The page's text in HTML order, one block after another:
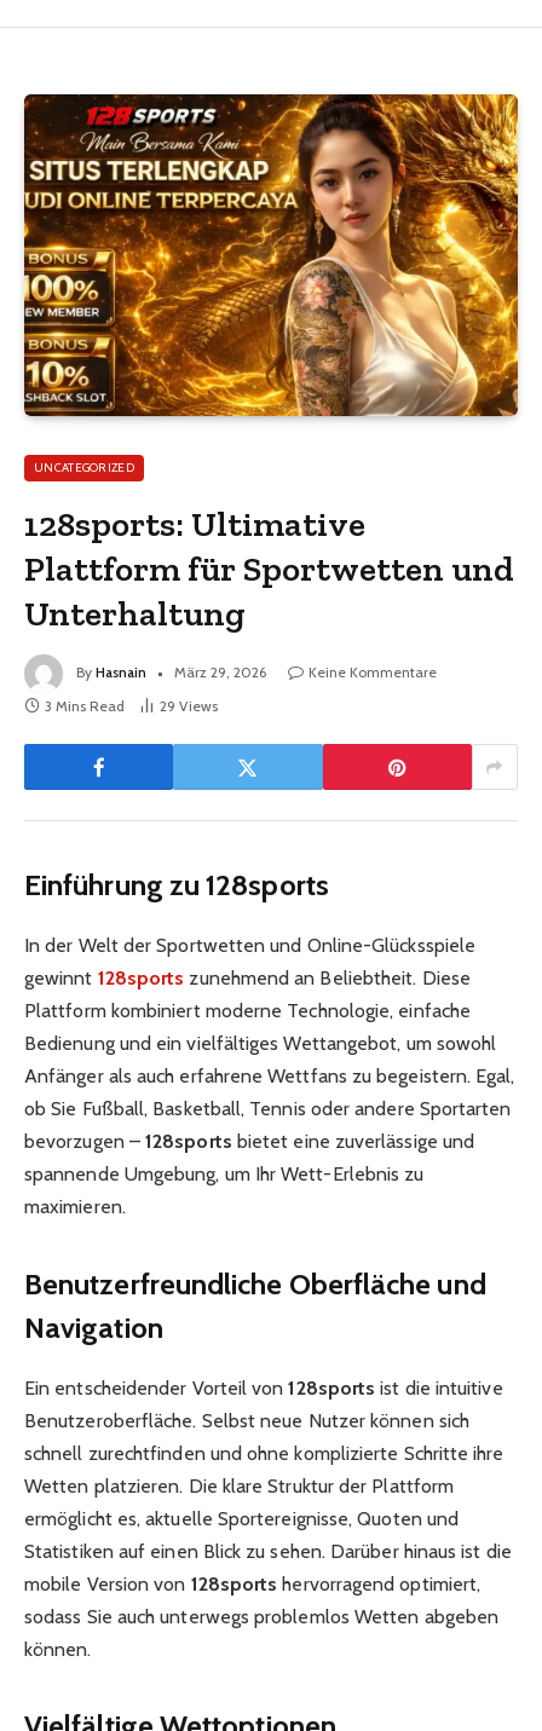
UNCATEGORIZED
128sports: Ultimative
Plattform für Sportwetten und
Unterhaltung
By Hasnain März 29, 2026
Keine Kommentare
3 Mins Read
29 Views
Einführung zu128sports
In der Welt der Sportwetten und Online-Glücksspiele
gewinnt 128sports zunehmend an Beliebtheit. Diese
Plattform kombiniert moderne Technologie, einfache
Bedienung und ein vielfältiges Wettangebot, um sowohl
Anfänger als auch erfahrene Wettfans zu begeistern. Egal,
ob Sie Fußball, Basketball, Tennis oder andere Sportarten
bevorzugen –128sports bietet eine zuverlässige und
spannende Umgebung, um Ihr Wett-Erlebnis zu
maximieren.
Benutzerfreundliche Oberfläche und
Navigation
Ein entscheidender Vorteil von128sports ist die intuitive
Benutzeroberfläche. Selbst neue Nutzer können sich
schnell zurechtfinden und ohne komplizierte Schritte ihre
Wetten platzieren. Die klare Struktur der Plattform
ermöglicht es, aktuelle Sportereignisse, Quoten und
Statistiken auf einen Blick zu sehen. Darüber hinaus ist die
mobile Version von 128sports hervorragend optimiert,
sodass Sie auch unterwegs problemlos Wetten abgeben
können.